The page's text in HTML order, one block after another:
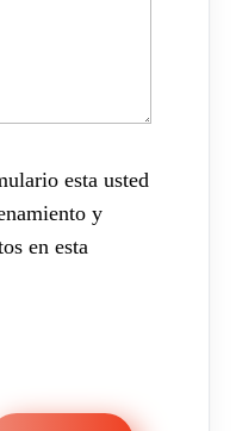
esta usted
y
en esta